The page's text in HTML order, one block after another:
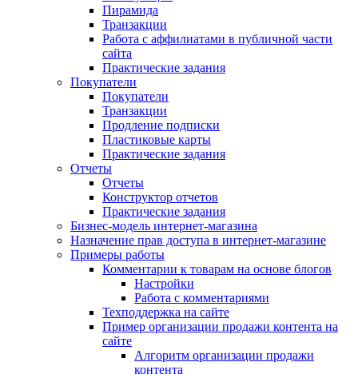
Пирамида
Транзакции
Работа с аффилиатами в публичной части
сайта
Практические задания
Покупатели
Покупатели
Транзакции
Продление подписки
Пластиковые карты
Практические задания
Отчеты
Отчеты
Конструктор отчетов
Практические задания
Бизнес-модель интернет-магазина
Назначение прав доступа в интернет-магазине
Примеры работы
Комментарии к товарам на основе блогов
Настройки
Работа с комментариями
Техподдержка на сайте
Пример организации продажи контента на
сайте
Алгоритм организации продажи
контента